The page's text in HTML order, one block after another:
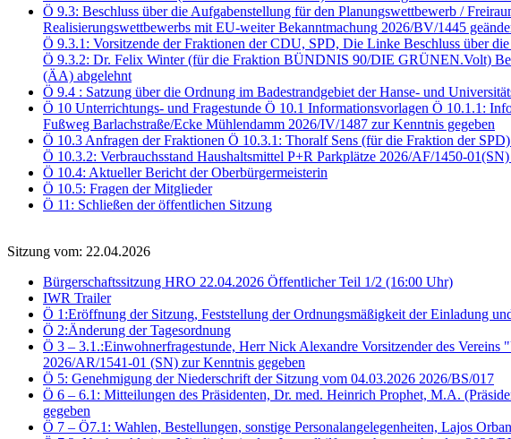
Ö 9.3: Beschluss über die Aufgabenstellung für den Planungswettbewerb /
Realisierungswettbewerbs mit EU-weiter Bekanntmachung 2026/BV/1445
Ö 9.3.1: Vorsitzende der Fraktionen der CDU, SPD, Die Linke Beschluss über
Ö 9.3.2: Dr. Felix Winter (für die Fraktion BÜNDNIS 90/DIE GRÜNEN.Volt)
(ÄA) abgelehnt
Ö 9.4 : Satzung über die Ordnung im Badestrandgebiet der Hanse- und
Ö 10 Unterrichtungs- und Fragestunde Ö 10.1 Informationsvorlagen Ö 10.1.1:
Fußweg Barlachstraße/Ecke Mühlendamm 2026/IV/1487 zur Kenntnis gegeben
Ö 10.3 Anfragen der Fraktionen Ö 10.3.1: Thoralf Sens (für die Fraktion der
Ö 10.3.2: Verbrauchsstand Haushaltsmittel P+R Parkplätze 2026/AF/1450-
Ö 10.4: Aktueller Bericht der Oberbürgermeisterin
Ö 10.5: Fragen der Mitglieder
Ö 11: Schließen der öffentlichen Sitzung
Sitzung vom: 22.04.2026
Bürgerschaftssitzung HRO 22.04.2026 Öffentlicher Teil 1/2 (16:00 Uhr)
IWR Trailer
Ö 1:Eröffnung der Sitzung, Feststellung der Ordnungsmäßigkeit der Einladung
Ö 2:Änderung der Tagesordnung
Ö 3 – 3.1.:Einwohnerfragestunde, Herr Nick Alexandre Vorsitzender des
2026/AR/1541-01 (SN) zur Kenntnis gegeben
Ö 5: Genehmigung der Niederschrift der Sitzung vom 04.03.2026 2026/BS/017
Ö 6 – 6.1: Mitteilungen des Präsidenten, Dr. med. Heinrich Prophet, M.A.
gegeben
Ö 7 – Ö7.1: Wahlen, Bestellungen, sonstige Personalangelegenheiten, Lajos